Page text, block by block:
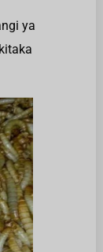
ya